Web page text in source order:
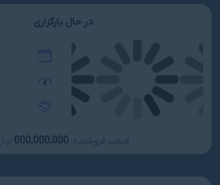
در حال بارگزاری
قیمت فروشنده: 000,000,000